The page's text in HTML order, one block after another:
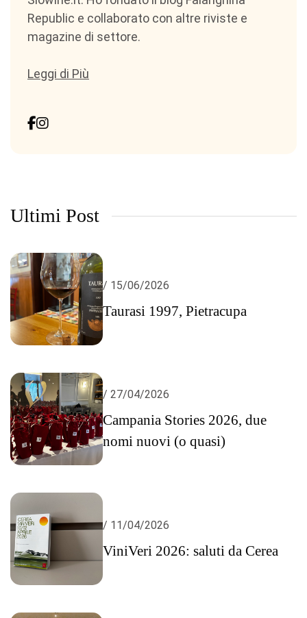
Republic e collaborato con altre riviste e
magazine di settore.
Leggi di Più
Ultimi Post
/ 15/06/2026
Taurasi 1997, Pietracupa
/ 27/04/2026
Campania Stories 2026, due
nomi nuovi (o quasi)
/ 11/04/2026
ViniVeri 2026: saluti da Cerea